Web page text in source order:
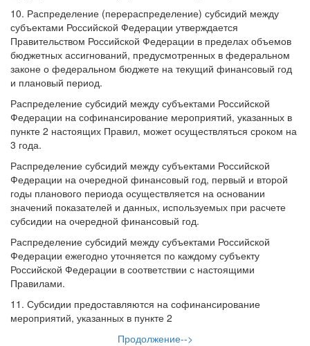
10. Распределение (перераспределение) субсидий между
субъектами Российской Федерации утверждается
Правительством Российской Федерации в пределах объемов
бюджетных ассигнований, предусмотренных в федеральном
законе о федеральном бюджете на текущий финансовый год
и плановый период.
Распределение субсидий между субъектами Российской
Федерации на софинансирование мероприятий, указанных в
пункте 2 настоящих Правил, может осуществляться сроком на
3 года.
Распределение субсидий между субъектами Российской
Федерации на очередной финансовый год, первый и второй
годы планового периода осуществляется на основании
значений показателей и данных, используемых при расчете
субсидии на очередной финансовый год.
Распределение субсидий между субъектами Российской
Федерации ежегодно уточняется по каждому субъекту
Российской Федерации в соответствии с настоящими
Правилами.
11. Субсидии предоставляются на софинансирование
мероприятий, указанных в пункте 2
Продолжение-->